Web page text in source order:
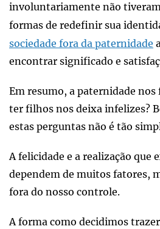
involuntariamente não
formas de redefinir sua
sociedade fora da paternidade
encontrar significado e
Em resumo, a paternidade nos
ter filhos nos deixa infelizes?
estas perguntas não é tão
A felicidade e a realização que
dependem de muitos fatores,
fora do nosso controle.
A forma como decidimos